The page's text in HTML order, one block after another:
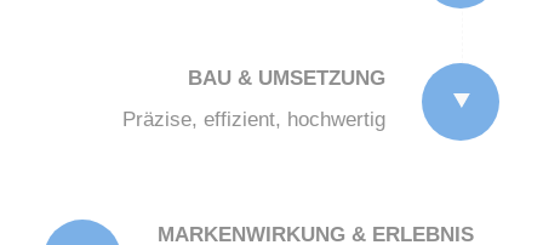
BAU & UMSETZUNG
Präzise, effizient, hochwertig
MARKENWIRKUNG & ERLEBNIS